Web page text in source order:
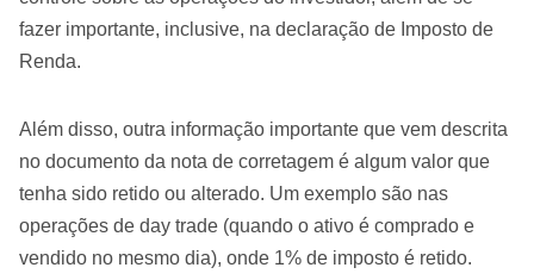
fazer importante, inclusive, na declaração de Imposto de
Renda.
Além disso, outra informação importante que vem descrita
no documento da nota de corretagem é algum valor que
tenha sido retido ou alterado. Um exemplo são nas
operações de day trade (quando o ativo é comprado e
vendido no mesmo dia), onde 1% de imposto é retido.